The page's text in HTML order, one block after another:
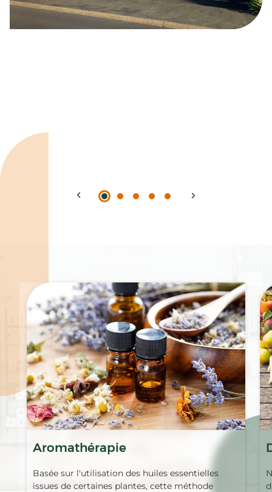
Aromathérapie
Basée sur l'utilisation des huiles essentielles
issues de certaines plantes, cette méthode